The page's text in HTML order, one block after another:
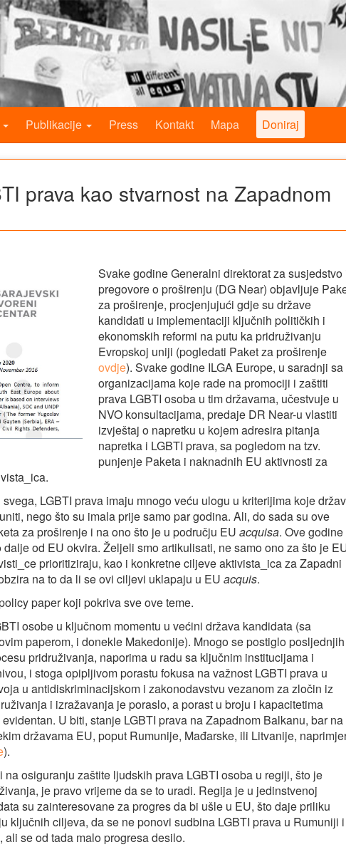
Publikacije Press Kontakt Mapa Doniraj
prava kao stvarnost na Zapadnom
Svake godine Generalni direktorat za susjedstvo
pregovore o proširenju (DG Near) objavljuje
za proširenje, procjenjujući gdje su države
kandidati u implementaciji ključnih političkih i
ekonomskih reformi na putu ka pridruživanju
Evropskoj uniji (pogledati Paket za proširenje
ovdje). Svake godine ILGA Europe, u saradnji sa
organizacijama koje rade na promociji i zaštiti
prava LGBTI osoba u tim državama, učestvuje u
NVO konsultacijama, predaje DR Near-u vlastiti
izvještaj o napretku u kojem adresira pitanja
napretka i LGBTI prava, sa pogledom na tzv.
punjenje Paketa i naknadnih EU aktivnosti za
LGBTI prava imaju mnogo veću ulogu u kriterijima koje
nego što su imala prije samo par godina. Ali, do sada su ove
za proširenje i na ono što je u području EU acquisa. Ove godine
od EU okvira. Željeli smo artikulisati, ne samo ono za što je
prioritiziraju, kao i konkretne ciljeve aktivista_ica za Zapadni
na to da li se ovi ciljevi uklapaju u EU acquis.
paper koji pokriva sve ove teme.
osobe u ključnom momentu u većini država kandidata (sa
paperom, i donekle Makedonije). Mnogo se postiglo posljednjih
pridruživanja, naporima u radu sa ključnim institucijama i
i stoga opipljivom porastu fokusa na važnost LGBTI prava u
u antidiskriminacijskom i zakonodavstvu vezanom za zločin iz
i izražavanja je poraslo, a porast u broju i kapacitetima
U biti, stanje LGBTI prava na Zapadnom Balkanu, bar na
državama EU, poput Rumunije, Mađarske, ili Litvanije,
).
osiguranju zaštite ljudskih prava LGBTI osoba u regiji, što je
je pravo vrijeme da se to uradi. Regija je u jedinstvenoj
su zainteresovane za progres da bi ušle u EU, što daje priliku
ključnih ciljeva, da se ne ponovi sudbina LGBTI prava u Rumuniji i
se od tada malo progresa desilo.